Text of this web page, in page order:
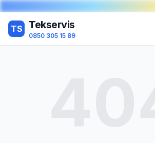
TS Tekservis
0850 305 15 89